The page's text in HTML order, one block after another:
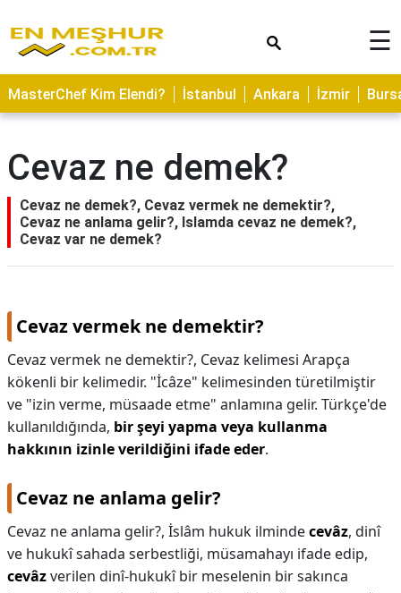
ASTROLOJİ
SAĞLIK
TARİFLERİ
GEZİLECEK
YERLER
ALANLARI
HAMİLELİK
KAPLICALAR
☰
MasterChef Kim Elendi? İstanbul Ankara İzmir
Cevaz ne demek?
Cevaz ne demek?, Cevaz vermek ne demektir?,
Cevaz ne anlama gelir?, Islamda cevaz ne demek?,
Cevaz var ne demek?
Cevaz vermek ne demektir?
Cevaz vermek ne demektir?, Cevaz kelimesi Arapça
kökenli bir kelimedir. "İcâze" kelimesinden türetilmiştir
ve "izin verme, müsaade etme" anlamına gelir. Türkçe'de
kullanıldığında, bir şeyi yapma veya kullanma
hakkının izinle verildiğini ifade eder.
Cevaz ne anlama gelir?
Cevaz ne anlama gelir?, İslâm hukuk ilmindecevâz, dinî
ve hukukî sahada serbestliği, müsamahayı ifade edip,
cevâzverilen dinî-hukukî bir meselenin bir sakınca